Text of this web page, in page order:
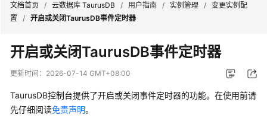
最
动
态
文档首页 / 云数据库 TaurusDB / 用户指南 / 实例管理 / 变更实例配
置
/ 开启或关闭TaurusDB事件定时器
开启或关闭TaurusDB事件定时器
更新时间： 2026-07-14 GMT+08:00
TaurusDB控制台提供了开启或关闭事件定时器的功能。在使用前请
先仔细阅读免责声明。